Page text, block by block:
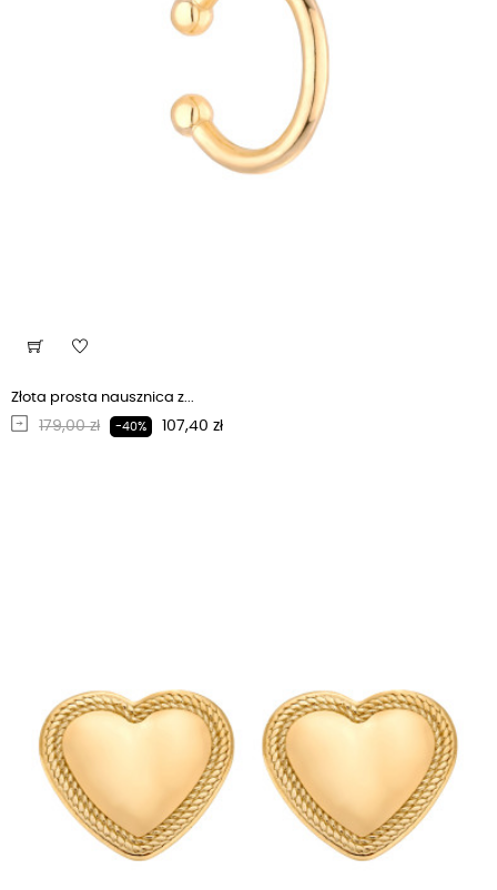
Złota prosta nausznica z...
Regularna cena
179,00 zł -40% Cena
107,40 zł